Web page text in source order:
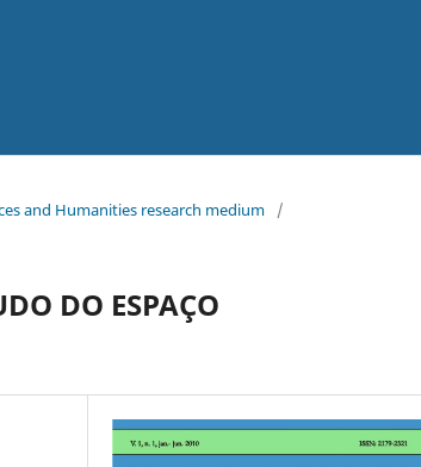
and Humanities research medium
/
DO ESPAÇO